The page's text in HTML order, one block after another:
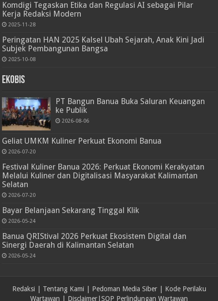
Komdigi Tegaskan Etika dan Regulasi AI sebagai Pilar
Kerja Redaksi Modern
2025-11-28
Peringatan HAN 2025 Kalsel Ubah Sejarah, Anak Kini Jadi
Subjek Pembangunan Bangsa
2025-10-08
Ekobis
PT Bangun Banua Buka Saluran Keuangan
ke Publik
2026-08-06
Geliat UMKM Kuliner Perkuat Ekonomi Banua
2026-07-20
Festival Kuliner Banua 2026: Perkuat Ekonomi Kerakyatan
Melalui Kuliner dan Digitalisasi Masyarakat Kalimantan
Selatan
2026-07-20
Bayar Belanjaan Sekarang Tinggal Klik
2026-05-24
Banua QRIStival 2026 Perkuat Ekosistem Digital dan
Sinergi Daerah di Kalimantan Selatan
2026-05-24
Redaksi Tentang Kami Pedoman Media Siber| Kode Perilaku
Wartawan
Disclaimer SOP Perlindungan Wartawan